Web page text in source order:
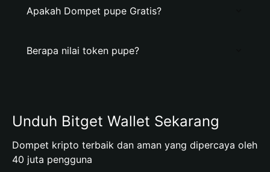
Apakah Dompet pupe Gratis?
Berapa nilai token pupe?
Unduh Bitget Wallet Sekarang
Dompet kripto terbaik dan aman yang dipercaya oleh
40 juta pengguna